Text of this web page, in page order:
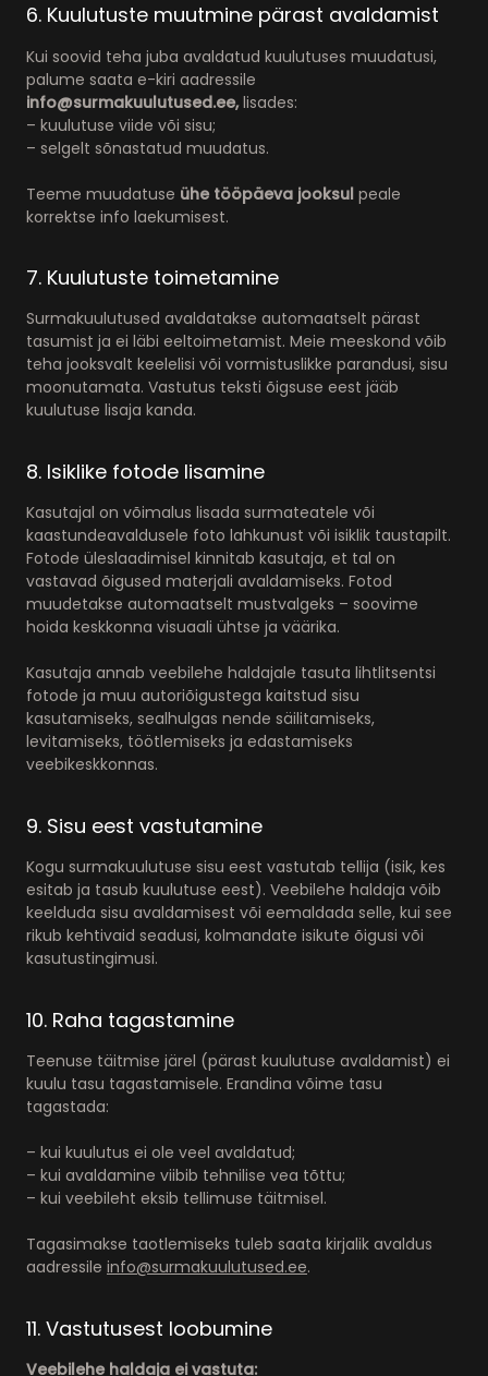
6. Kuulutuste muutmine pärast avaldamist
Kui soovid teha juba avaldatud kuulutuses muudatusi,
palume saata e-kiri aadressile
info@surmakuulutused.ee,lisades:
– kuulutuse viide või sisu;
– selgelt sõnastatud muudatus.
Teeme muudatuse ühe tööpäeva jooksul peale
korrektse info laekumisest.
7. Kuulutuste toimetamine
Surmakuulutused avaldatakse automaatselt pärast
tasumist ja ei läbi eeltoimetamist. Meie meeskond võib
teha jooksvalt keelelisi või vormistuslikke parandusi, sisu
moonutamata. Vastutus teksti õigsuse eest jääb
kuulutuse lisaja kanda.
8. Isiklike fotode lisamine
Kasutajal on võimalus lisada surmateatele või
kaastundeavaldusele foto lahkunust või isiklik taustapilt.
Fotode üleslaadimisel kinnitab kasutaja, et tal on
vastavad õigused materjali avaldamiseks. Fotod
muudetakse automaatselt mustvalgeks – soovime
hoida keskkonna visuaali ühtse ja väärika.
Kasutaja annab veebilehe haldajale tasuta lihtlitsentsi
fotode ja muu autoriõigustega kaitstud sisu
kasutamiseks, sealhulgas nende säilitamiseks,
levitamiseks, töötlemiseks ja edastamiseks
veebikeskkonnas.
9. Sisu eest vastutamine
Kogu surmakuulutuse sisu eest vastutab tellija (isik, kes
esitab ja tasub kuulutuse eest). Veebilehe haldaja võib
keelduda sisu avaldamisest või eemaldada selle, kui see
rikub kehtivaid seadusi, kolmandate isikute õigusi või
kasutustingimusi.
10. Raha tagastamine
Teenuse täitmise järel (pärast kuulutuse avaldamist) ei
kuulu tasu tagastamisele. Erandina võime tasu
tagastada:
– kui kuulutus ei ole veel avaldatud;
– kui avaldamine viibib tehnilise vea tõttu;
– kui veebileht eksib tellimuse täitmisel.
Tagasimakse taotlemiseks tuleb saata kirjalik avaldus
aadressile info@surmakuulutused.ee.
11. Vastutusest loobumine
Veebilehe haldaja ei vastuta: